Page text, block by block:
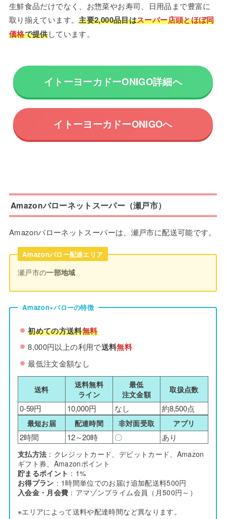
生鮮食品だけでなく、お惣菜やお寿司、日用品まで豊富に
取り揃えています。主要2,000品目はスーパー店頭とほぼ同
価格で提供しています。
イトーヨーカドーONIGO詳細へ
イトーヨーカドーONIGOへ
Amazonバローネットスーパー（瀬戸市）
Amazonバローネットスーパーは、瀬戸市に配送可能です。
Amazonバロー配達エリア
瀬戸市の一部地域
Amazon×バローの特徴
初めての方送料無料
8,000円以上の利用で送料無料
最低注文金額なし
送料
送料無料
ライン
最低
注文金額
取扱点数
0-59円 10,000円 なし 約8,500点
最短お届 配達時間 非対面受取 アプリ
2時間 12～20時 〇 あり
支払方法 ：クレジットカード、デビットカード、Amazon
ギフト券、Amazonポイント
貯まるポイント ：1%
お得プラン ：1時間単位でのお届け追加配送料500円
入会金・月会費 ：アマゾンプライム会員（月500円～）
※エリアによって送料や配達時間など異なります。